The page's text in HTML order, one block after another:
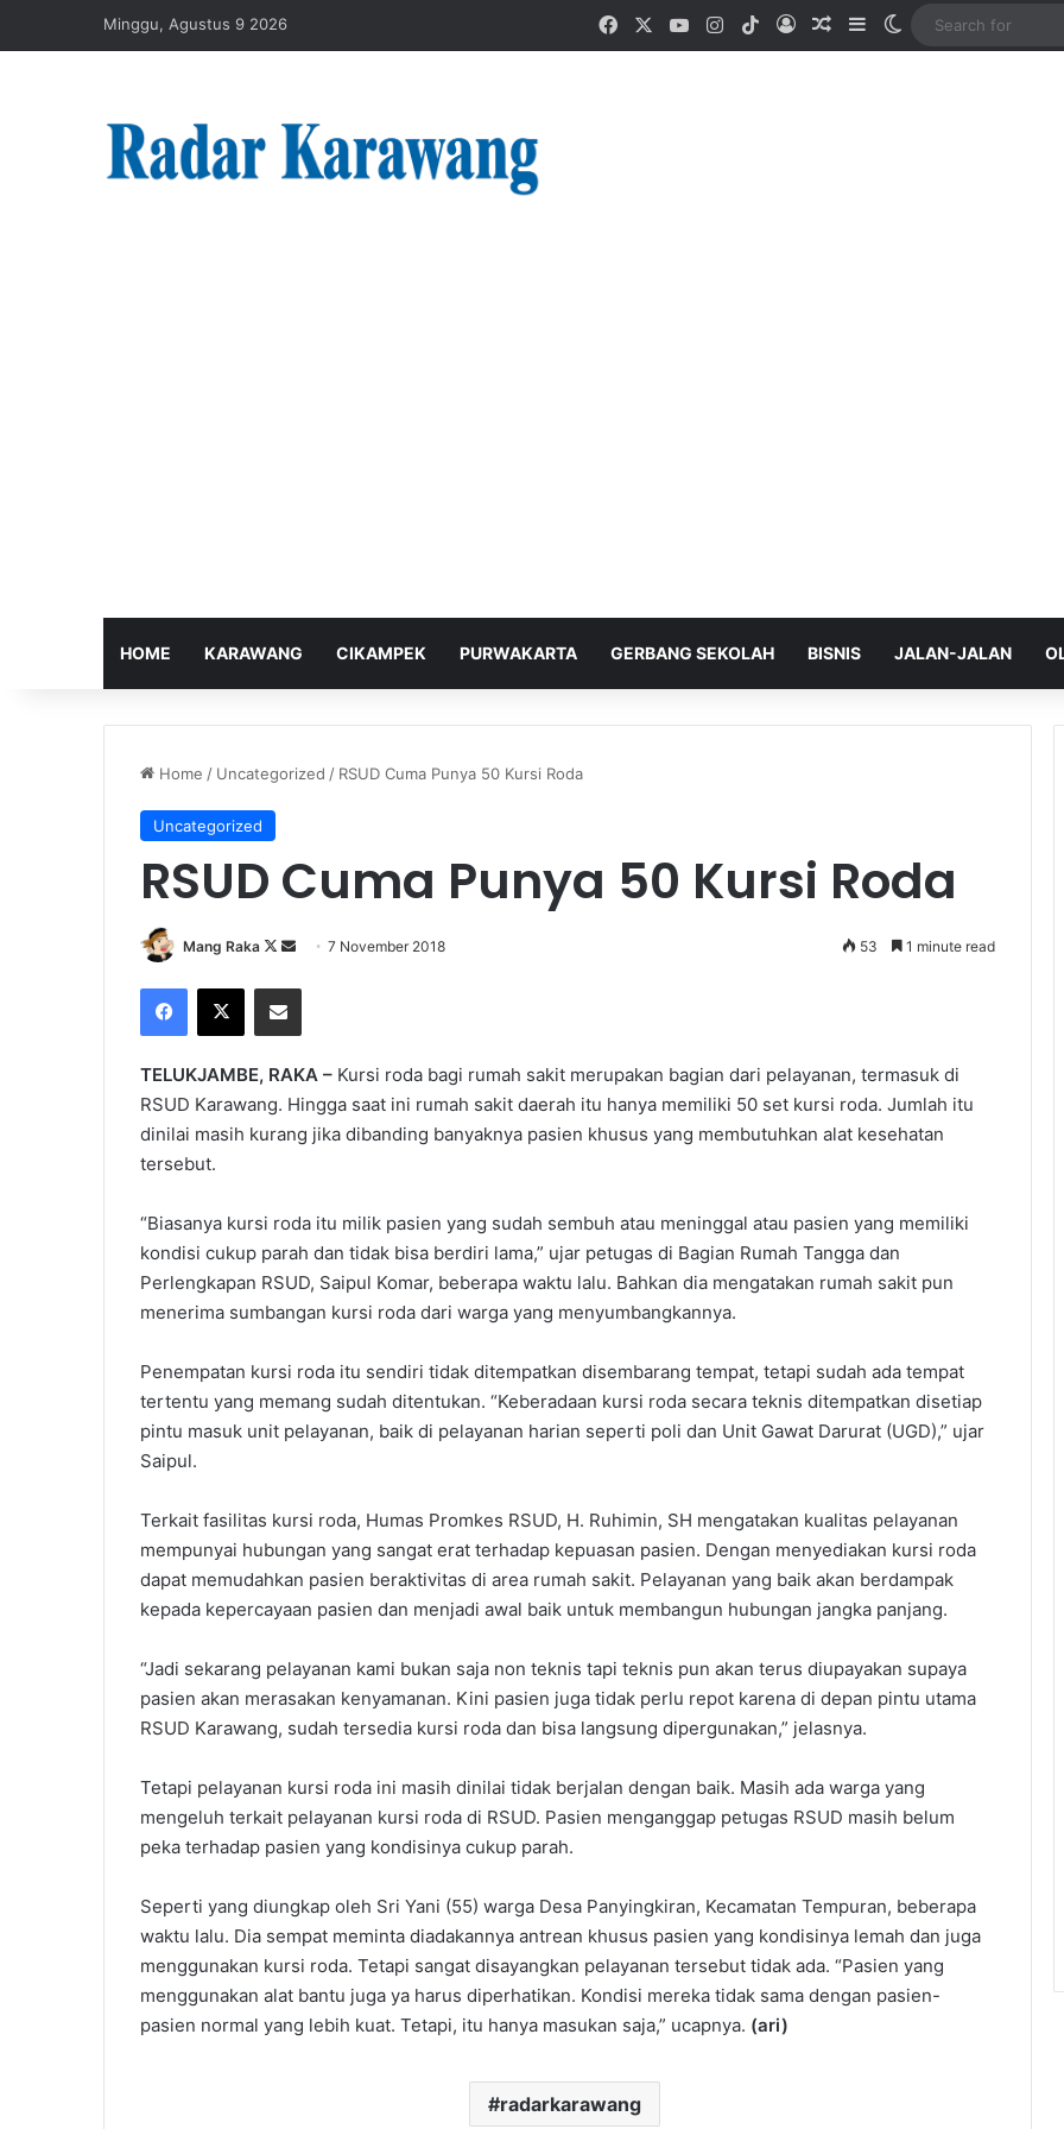
Minggu, Agustus 9 2026 FacebookYouTubeInstagram
TikTokLog InRandom Article
SidebarSwitch skin
HOME KARAWANG CIKAMPEK PURWAKARTA GERBANG SEKOLAH BISNIS JALAN-JALAN
Home / Uncategorized / RSUD Cuma Punya 50 Kursi Roda
Uncategorized
RSUD Cuma Punya 50 Kursi Roda
Mang Raka
Follow
X
Send7 November 2018 53 1 minute read
Facebook
X Share via Email
TELUKJAMBE, RAKA – Kursi roda bagi rumah sakit merupakan bagian dari pelayanan, termasuk di
RSUD Karawang. Hingga saat ini rumah sakit daerah itu hanya memiliki 50 set kursi roda. Jumlah itu
dinilai masih kurang jika dibanding banyaknya pasien khusus yang membutuhkan alat kesehatan
tersebut.
“Biasanya kursi roda itu milik pasien yang sudah sembuh atau meninggal atau pasien yang memiliki
kondisi cukup parah dan tidak bisa berdiri lama,” ujar petugas di Bagian Rumah Tangga dan
Perlengkapan RSUD, Saipul Komar, beberapa waktu lalu. Bahkan dia mengatakan rumah sakit pun
menerima sumbangan kursi roda dari warga yang menyumbangkannya.
Penempatan kursi roda itu sendiri tidak ditempatkan disembarang tempat, tetapi sudah ada tempat
tertentu yang memang sudah ditentukan. “Keberadaan kursi roda secara teknis ditempatkan disetiap
pintu masuk unit pelayanan, baik di pelayanan harian seperti poli dan Unit Gawat Darurat (UGD),” ujar
Saipul.
Terkait fasilitas kursi roda, Humas Promkes RSUD, H. Ruhimin, SH mengatakan kualitas pelayanan
mempunyai hubungan yang sangat erat terhadap kepuasan pasien. Dengan menyediakan kursi roda
dapat memudahkan pasien beraktivitas di area rumah sakit. Pelayanan yang baik akan berdampak
kepada kepercayaan pasien dan menjadi awal baik untuk membangun hubungan jangka panjang.
“Jadi sekarang pelayanan kami bukan saja non teknis tapi teknis pun akan terus diupayakan supaya
pasien akan merasakan kenyamanan. Kini pasien juga tidak perlu repot karena di depan pintu utama
RSUD Karawang, sudah tersedia kursi roda dan bisa langsung dipergunakan,” jelasnya.
Tetapi pelayanan kursi roda ini masih dinilai tidak berjalan dengan baik. Masih ada warga yang
mengeluh terkait pelayanan kursi roda di RSUD. Pasien menganggap petugas RSUD masih belum
peka terhadap pasien yang kondisinya cukup parah.
Seperti yang diungkap oleh Sri Yani (55) warga Desa Panyingkiran, Kecamatan Tempuran, beberapa
waktu lalu. Dia sempat meminta diadakannya antrean khusus pasien yang kondisinya lemah dan juga
menggunakan kursi roda. Tetapi sangat disayangkan pelayanan tersebut tidak ada. “Pasien yang
menggunakan alat bantu juga ya harus diperhatikan. Kondisi mereka tidak sama dengan pasien-
pasien normal yang lebih kuat. Tetapi, itu hanya masukan saja,” ucapnya. (ari)
radarkarawang